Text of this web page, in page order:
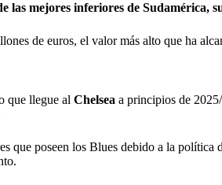
mejores inferiores de Sudamérica,
de euros, el valor más alto que ha
que llegue al Chelsea a principios de
que poseen los Blues debido a la